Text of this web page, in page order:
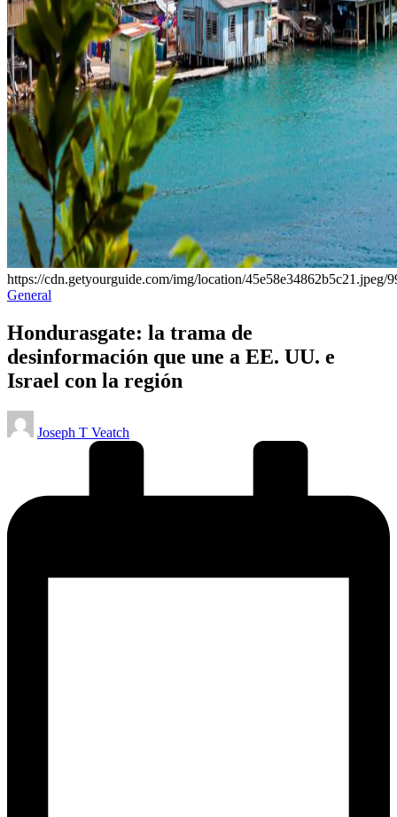
https://cdn.getyourguide.com/img/location/45e58e34862b5c21.jpeg/
Publicado
General
Hondurasgate: la trama de
desinformación que une a EE. UU. e
Israel con la región
Publicado
por
Joseph T Veatch